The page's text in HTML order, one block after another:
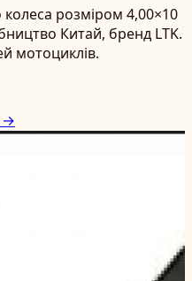
розміром 4,00×10
Китай, бренд LTK.
мотоциклів.
→